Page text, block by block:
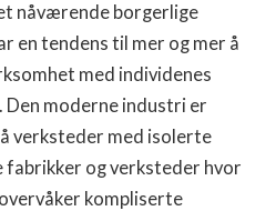
nåværende borgerlige
en tendens til mer og mer å
med individenes
moderne industri er
verksteder med isolerte
og verksteder hvor
kompliserte